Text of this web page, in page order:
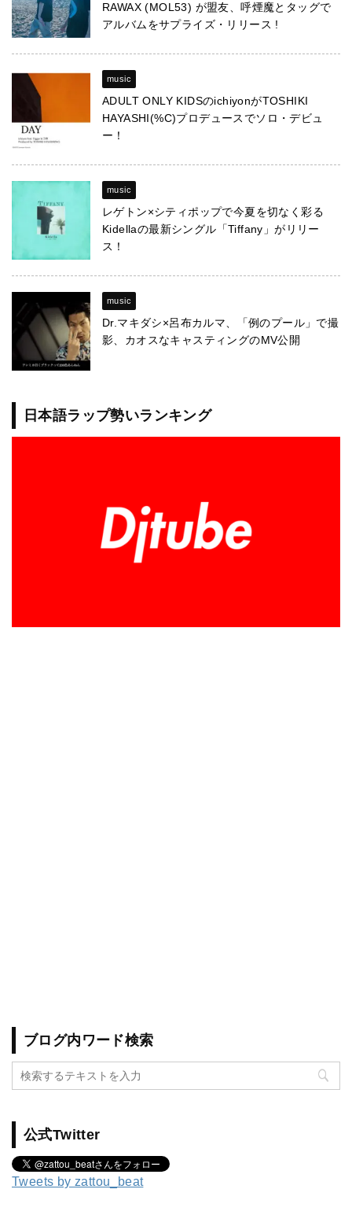
RAWAX (MOL53) が盟友、呼煙魔とタッグで
アルバムをサプライズ・リリース !
music
ADULT ONLY KIDSのichiyonがTOSHIKI
HAYASHI(%C)プロデュースでソロ・デビュ
ー！
music
レゲトン×シティポップで今夏を切なく彩る
Kidellaの最新シングル「Tiffany」がリリー
ス！
music
Dr.マキダシ×呂布カルマ、「例のプール」で撮
影、カオスなキャスティングのMV公開
日本語ラップ勢いランキング
ブログ内ワード検索
公式Twitter
Tweets by zattou_beat